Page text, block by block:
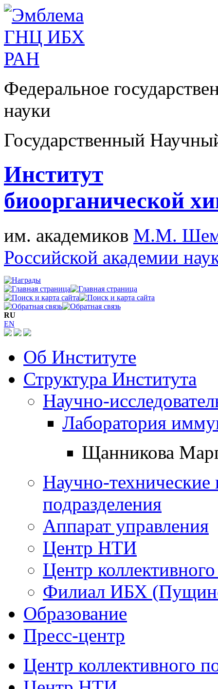
Федеральное
науки
Государственный
Институт
биоорганической
им. академиков М.М.
Российской академии
RU
EN
Об Институте
Структура Института
Научно-
Лаборатория
Щанникова
Научно-технические
подразделения
Аппарат управления
Центр НТИ
Центр
Филиал ИБХ
Образование
Пресс-центр
Центр коллективного